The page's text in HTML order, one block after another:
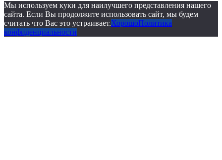
Мы используем куки для наилучшего представления нашего
сайта. Если Вы продолжите использовать сайт, мы будем
считать что Вас это устраивает.ХорошоПолитика
конфиденциальности